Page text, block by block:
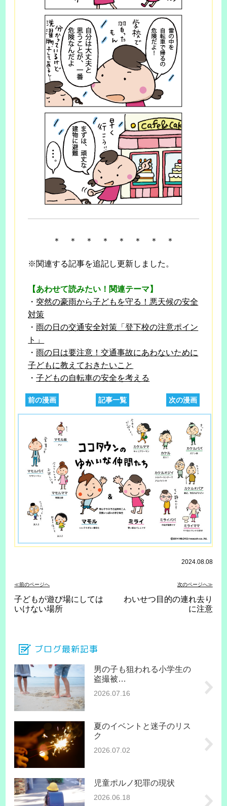
＊ ＊ ＊ ＊ ＊ ＊ ＊ ＊
※関連する記事を追記し更新しました。
【あわせて読みたい！関連テーマ】
・ 突然の豪雨から子どもを守る！悪天候の安全
対策
・雨の日の交通安全対策「登下校の注意ポイン
ト」
・雨の日は要注意！交通事故にあわないために
子どもに教えておきたいこと
・子どもの自転車の安全を考える
前の漫画 記事一覧 次の漫画
2024.08.08
≪前のページへ 次のページへ≫
子どもが遊び場にしては
いけない場所
わいせつ目的の連れ去り
に注意
ブログ最新記事
男の子も狙われる小学生の
盗撮被…
2026.07.16
夏のイベントと迷子のリス
ク
2026.07.02
児童ポルノ犯罪の現状
2026.06.18